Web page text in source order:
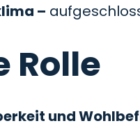
–
Rolle
und